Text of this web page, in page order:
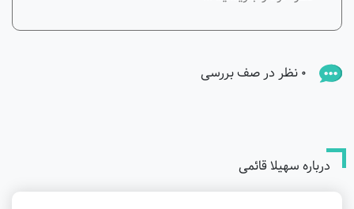
0 نظر در صف بررسی
درباره سهیلا قائمی